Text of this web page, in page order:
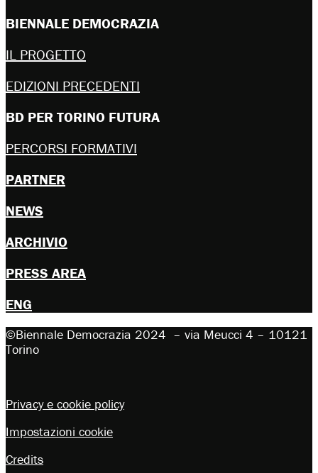
BIENNALE DEMOCRAZIA
IL PROGETTO
EDIZIONI PRECEDENTI
BD PER TORINO FUTURA
PERCORSI FORMATIVI
PARTNER
NEWS
ARCHIVIO
PRESS AREA
ENG
©Biennale Democrazia 2024 – via Meucci 4 – 10121
Torino
Privacy e cookie policy
Impostazioni cookie
Credits